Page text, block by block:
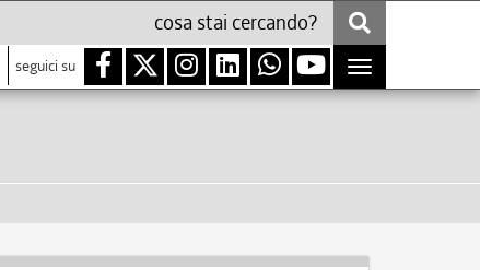
seguici su
Toggle
navigation